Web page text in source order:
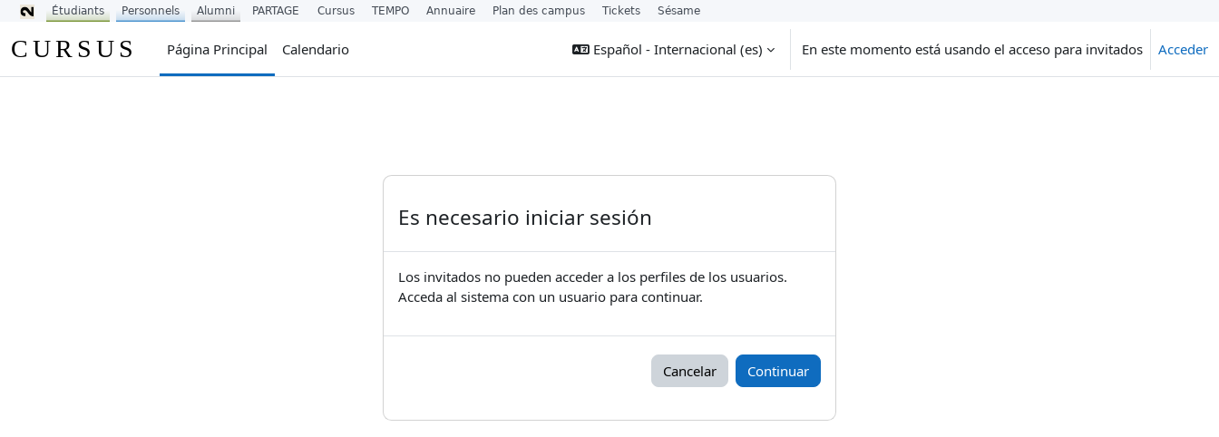
CURSUS Página Principal Calendario Español - Internacional ‎(es)‎ En este momento está usando el acceso para invitados Acceder
Es necesario iniciar sesión
Los invitados no pueden acceder a los perfiles de los usuarios.
Acceda al sistema con un usuario para continuar.
Cancelar Continuar
Étudiants Personnels Alumni PARTAGE Cursus TEMPO Annuaire Plan des campus Tickets Sésame